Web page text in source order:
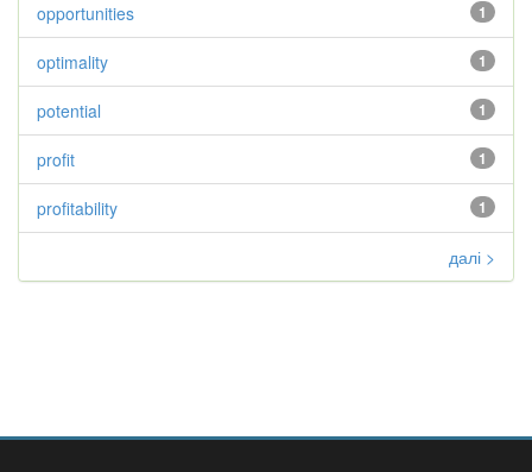
1
opportunities
1
optimality
1
potential
1
profit
1
profitability
далі >